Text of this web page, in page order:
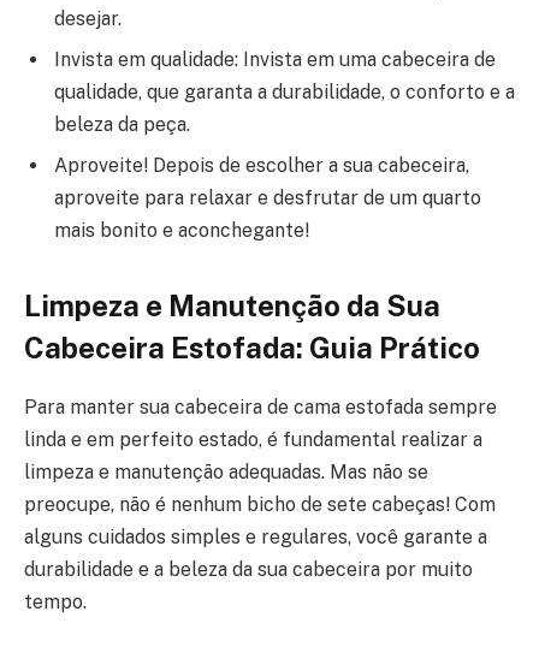
desejar.
Invista em qualidade: Invista em uma cabeceira de
qualidade, que garanta a durabilidade, o conforto e a
beleza da peça.
Aproveite! Depois de escolher a sua cabeceira,
aproveite para relaxar e desfrutar de um quarto
mais bonito e aconchegante!
Limpeza e Manutenção da Sua
Cabeceira Estofada: Guia Prático
Para manter sua cabeceira de cama estofada sempre
linda e em perfeito estado, é fundamental realizar a
limpeza e manutenção adequadas. Mas não se
preocupe, não é nenhum bicho de sete cabeças! Com
alguns cuidados simples e regulares, você garante a
durabilidade e a beleza da sua cabeceira por muito
tempo.